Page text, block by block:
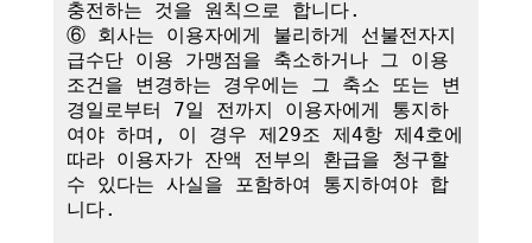
충전하는 것을 원칙으로 합니다.
⑥ 회사는 이용자에게 불리하게 선불전자지
급수단 이용 가맹점을 축소하거나 그 이용
조건을 변경하는 경우에는 그 축소 또는 변
경일로부터 7일 전까지 이용자에게 통지하
여야 하며, 이 경우 제29조 제4항 제4호에
따라 이용자가 잔액 전부의 환급을 청구할
수 있다는 사실을 포함하여 통지하여야 합
니다.